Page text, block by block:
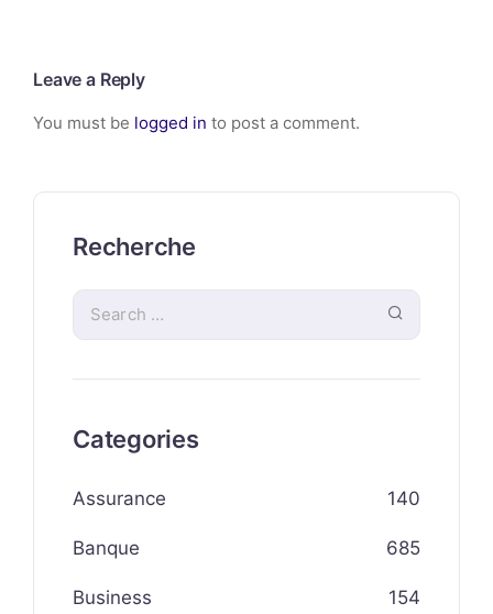
Leave a Reply
You must be logged in to post a comment.
Recherche
Categories
Assurance 140
Banque 685
Business 154